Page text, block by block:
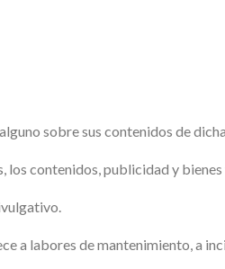
sobre sus contenidos de
los contenidos, publicidad y
a labores de mantenimiento, a